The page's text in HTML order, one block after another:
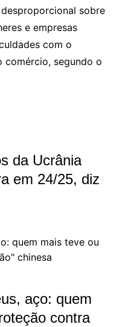
sobre
e empresas
com o
comércio, segundo o
da Ucrânia
em 24/25, diz
aço: quem
contra